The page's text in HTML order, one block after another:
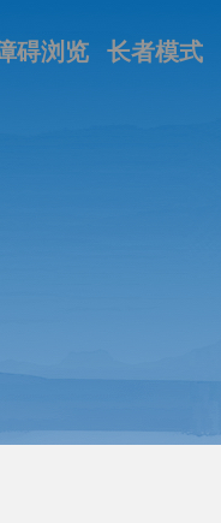
长者模式
碍浏览